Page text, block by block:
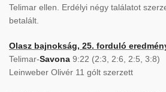
Telimar ellen. Erdélyi négy találatot
betalált.
Olasz bajnokság, 25. forduló
Telimar-Savona 9:22 (2:3, 2:6, 2:5, 3:8)
Leinweber Olivér 11 gólt szerzett